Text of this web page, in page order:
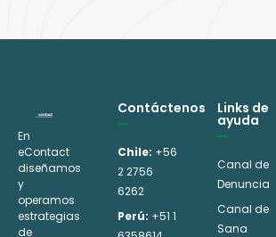
En
eContact
diseñamos
y
operamos
estrategias
de
Contáctenos
Chile: +56
2 2756
6262
Perú: +51 1
Links de
ayuda
Canal de
Denuncia
Canal de
Sana